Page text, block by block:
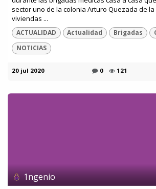
sector uno de la colonia Arturo Quezada de la
viviendas ...
ACTUALIDAD Actualidad Brigadas
NOTICIAS
20 jul 2020 0 121
1ngenio